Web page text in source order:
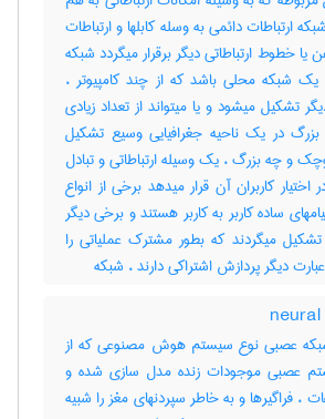
ارتباطات دائمی به وسله کابلها و ارتباطات
یا خطوط ارتباطاتی دیگر برقرار میگردد شبکه
یک شبکه محلی باشد که از چند کامپیوتر ،
تشکیل میشود و یا میتواند از تعداد زیادی
در یک ناحیه جغرافیایی وسیع تشکیل
و چه بزرگ ، یک وسیله ارتباطاتی و تبادل
اختیار کاربران آن قرار میدهد برخی از انواع
ساده کاربر به کاربر هستند و برخی دیگر
تشکیل میگردند که بطور مشترک عملیاتی را
دیگر پردازش اشتراکی دارند ، ‌شبکه
عصبی نوع سیستم هوش مصنوعی که از
عصبی موجودات زنده مدل سازی شده و
، فراگیرها و به خاطر سپردنهای مغز را شبیه